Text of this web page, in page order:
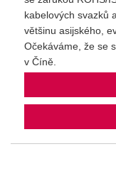
kabelových svazků
většinu asijského,
Očekáváme, že se
v Číně.